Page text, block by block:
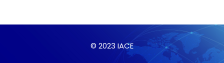
© 2023 IACE